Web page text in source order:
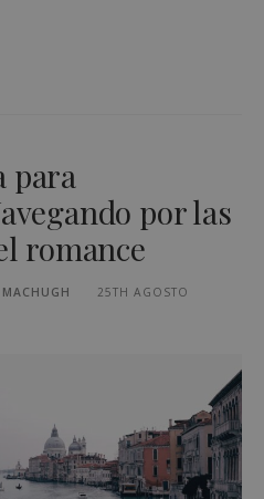
para
por las
romance
MACHUGH
25TH AGOSTO